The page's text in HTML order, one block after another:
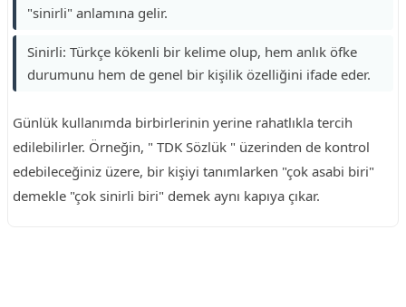
"sinirli" anlamına gelir.
Sinirli: Türkçe kökenli bir kelime olup, hem anlık öfke
durumunu hem de genel bir kişilik özelliğini ifade eder.
Günlük kullanımda birbirlerinin yerine rahatlıkla tercih
edilebilirler. Örneğin, " TDK Sözlük " üzerinden de kontrol
edebileceğiniz üzere, bir kişiyi tanımlarken "çok asabi biri"
demekle "çok sinirli biri" demek aynı kapıya çıkar.